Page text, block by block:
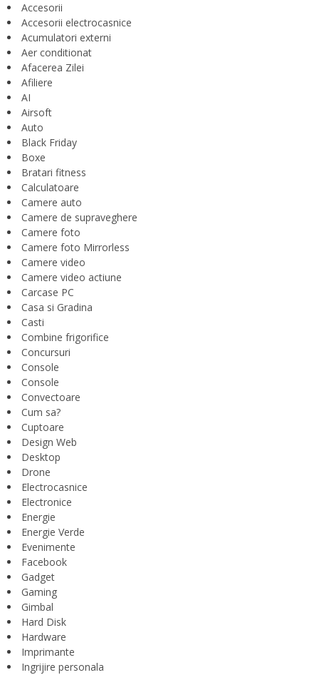
Accesorii
Accesorii electrocasnice
Acumulatori externi
Aer conditionat
Afacerea Zilei
Afiliere
AI
Airsoft
Auto
Black Friday
Boxe
Bratari fitness
Calculatoare
Camere auto
Camere de supraveghere
Camere foto
Camere foto Mirrorless
Camere video
Camere video actiune
Carcase PC
Casa si Gradina
Casti
Combine frigorifice
Concursuri
Console
Console
Convectoare
Cum sa?
Cuptoare
Design Web
Desktop
Drone
Electrocasnice
Electronice
Energie
Energie Verde
Evenimente
Facebook
Gadget
Gaming
Gimbal
Hard Disk
Hardware
Imprimante
Ingrijire personala